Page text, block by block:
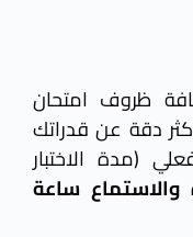
ظروف امتحان
دقة عن قدراتك
(مدة الاختبار
والاستماع ساعة